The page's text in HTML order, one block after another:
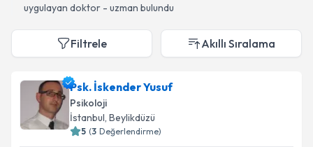
uygulayan doktor - uzman bulundu
Filtrele Akıllı Sıralama
Psk. İskender Yusuf
Psikoloji
İstanbul, Beylikdüzü
5 (3 Değerlendirme)